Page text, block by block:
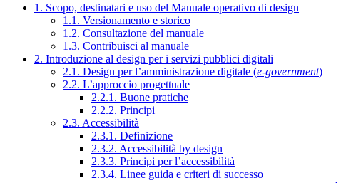
1. Scopo, destinatari e uso del Manuale operativo di design
1.1. Versionamento e storico
1.2. Consultazione del manuale
1.3. Contribuisci al manuale
2. Introduzione al design per i servizi pubblici digitali
2.1. Design per l’amministrazione digitale (e-government)
2.2. L’approccio progettuale
2.2.1. Buone pratiche
2.2.2. Principi
2.3. Accessibilità
2.3.1. Definizione
2.3.2. Accessibilità by design
2.3.3. Principi per l’accessibilità
2.3.4. Linee guida e criteri di successo